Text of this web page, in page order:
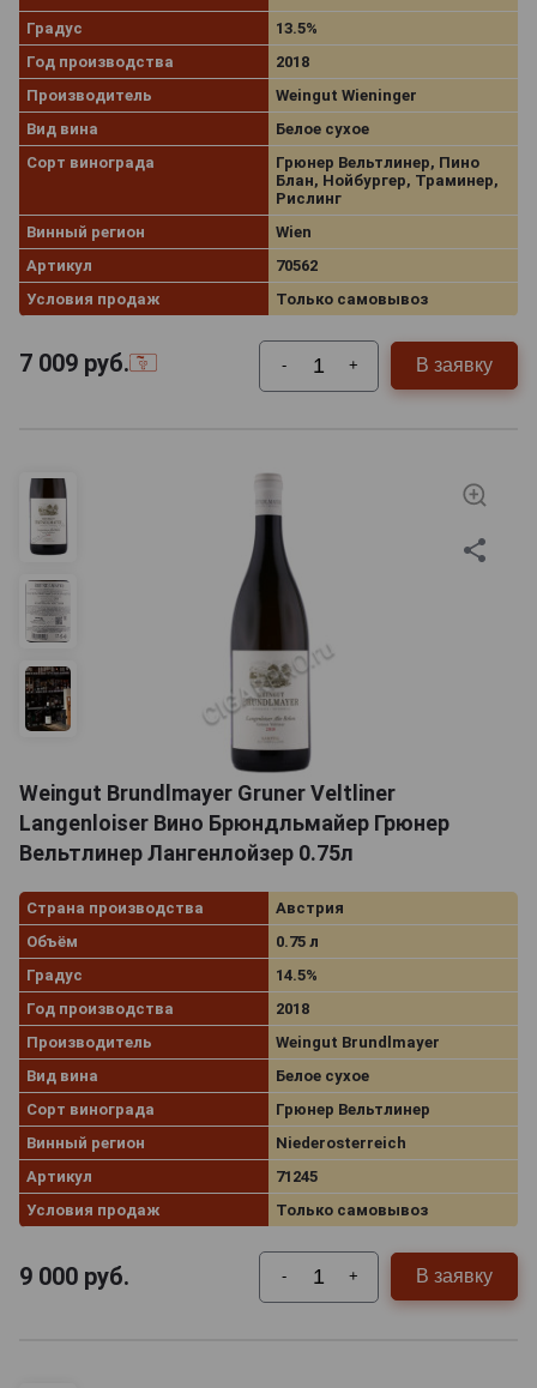
Градус
13.5%
Год производства
2018
Производитель
Weingut Wieninger
Вид вина
Белое сухое
Сорт винограда
Грюнер Вельтлинер, Пино
Блан, Нойбургер, Траминер,
Рислинг
Винный регион
Wien
Артикул
70562
Условия продаж
Только самовывоз
7 009 руб. - + В заявку
Weingut Brundlmayer Gruner Veltliner
Langenloiser Вино Брюндльмайер Грюнер
Вельтлинер Лангенлойзер 0.75л
Страна производства
Австрия
Объём
0.75 л
Градус
14.5%
Год производства
2018
Производитель
Weingut Brundlmayer
Вид вина
Белое сухое
Сорт винограда
Грюнер Вельтлинер
Винный регион
Niederosterreich
Артикул
71245
Условия продаж
Только самовывоз
9 000 руб. - + В заявку